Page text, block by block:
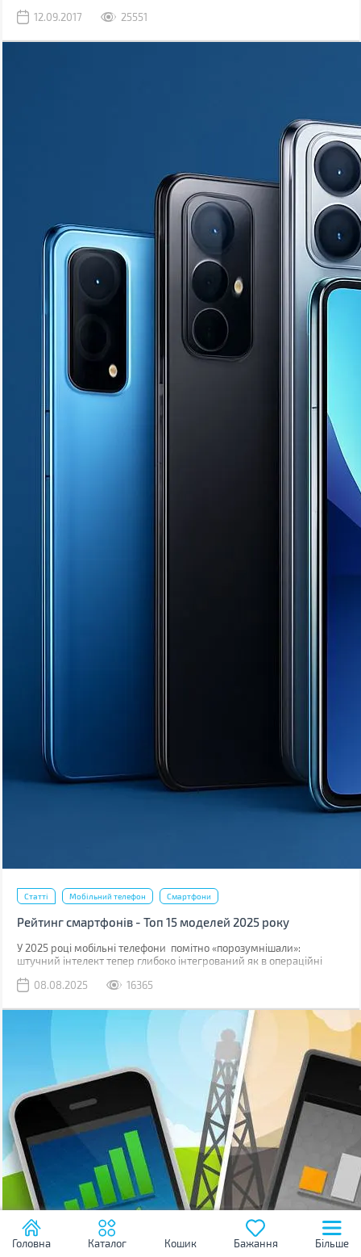
12.09.2017
25551
Статті Мобільний телефон Смартфони
Рейтинг смартфонів - Топ 15 моделей 2025 року
У 2025 році мобільні телефони помітно «порозумнішали»:
штучний інтелект тепер глибоко інтегрований як в операційні
08.08.2025
16365
Головна Каталог Кошик Бажання Більше